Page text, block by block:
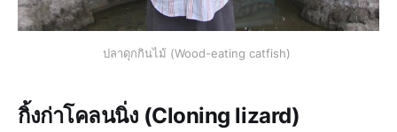
ปลาดุกกินไม้ (Wood-eating catfish)
กิ้งก่าโคลนนิ่ง (Cloning lizard)